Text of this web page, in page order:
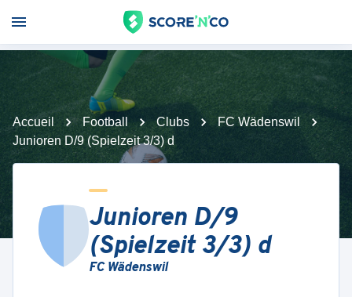
Accueil Football Clubs
FC Wädenswil
Junioren D/9 (Spielzeit 3/3) d
Junioren D/9
(Spielzeit 3/3) d
FC Wädenswil